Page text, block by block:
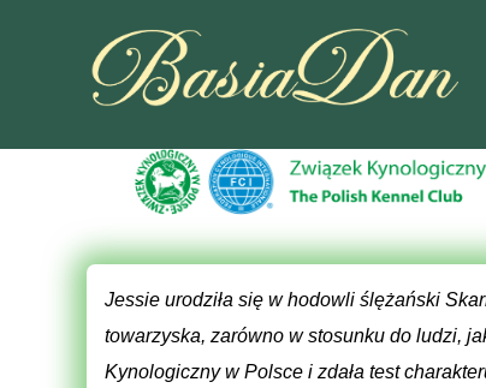
Jessie urodziła się w hodowli ślężański
towarzyska, zarówno w stosunku do ludzi,
Kynologiczny w Polsce i zdała test